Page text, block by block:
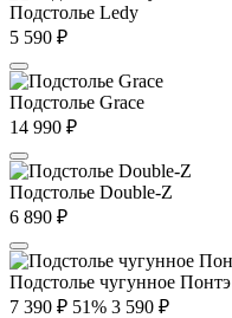
Подстолье Ledy
5 590 ₽
Подстолье Grace
14 990 ₽
Подстолье Double-Z
6 890 ₽
Подстолье чугунное Понтэ
7 390 ₽ 51% 3 590 ₽